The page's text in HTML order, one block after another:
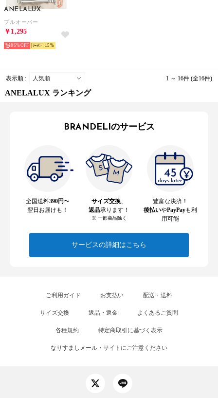
ANELALUX
プルオーバー
￥1,295
86% 15
表示順 : 1 ～ 16件 (全16件)
ANELALUX ランキング
BRANDELIのサービス
全国送料390円〜
翌日お届けも！
サイズ交換、
返品承ります！
※ 一部商品除く
豊富な決済！
後払いやPayPayも利
用可能
サービスの詳細はこちら
ご利用ガイド お支払い 配送・送料
サイズ交換 返品・返金 よくあるご質問
各種規約 特定商取引に基づく表示
なりすましメール・サイトにご注意ください